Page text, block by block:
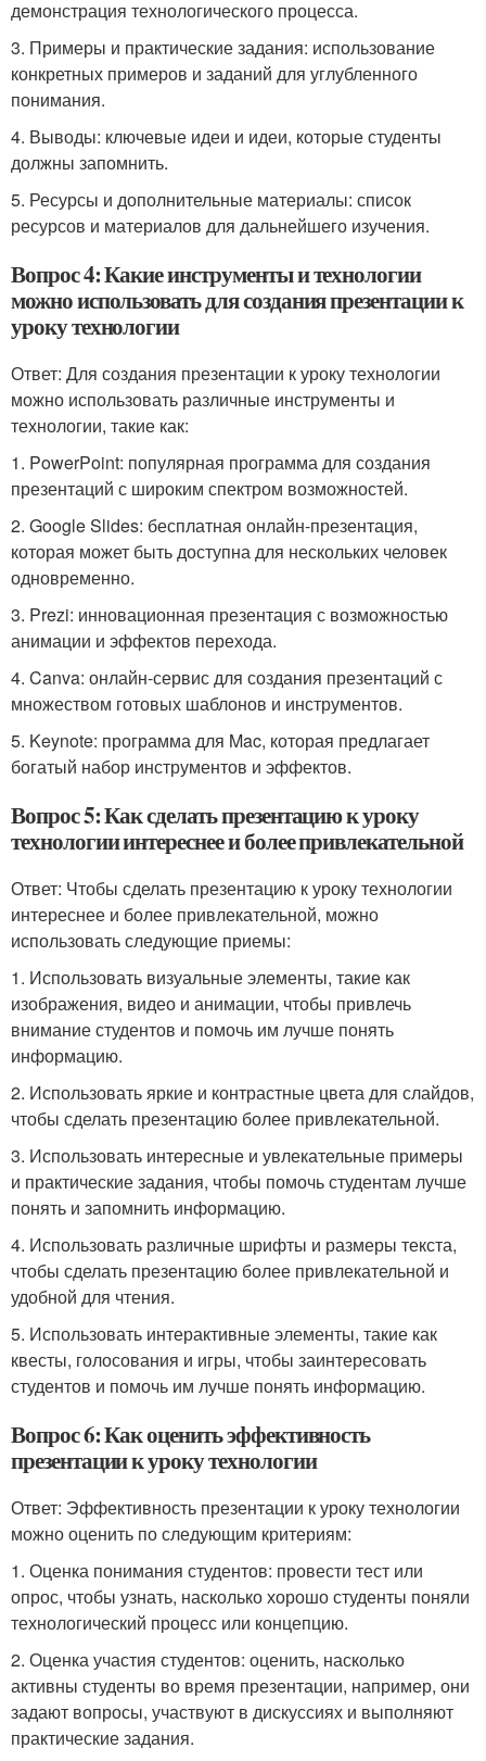
демонстрация технологического процесса.
3. Примеры и практические задания: использование
конкретных примеров и заданий для углубленного
понимания.
4. Выводы: ключевые идеи и идеи, которые студенты
должны запомнить.
5. Ресурсы и дополнительные материалы: список
ресурсов и материалов для дальнейшего изучения.
Вопрос 4: Какие инструменты и технологии
можно использовать для создания презентации к
уроку технологии
Ответ: Для создания презентации к уроку технологии
можно использовать различные инструменты и
технологии, такие как:
1. PowerPoint: популярная программа для создания
презентаций с широким спектром возможностей.
2. Google Slides: бесплатная онлайн-презентация,
которая может быть доступна для нескольких человек
одновременно.
3. Prezi: инновационная презентация с возможностью
анимации и эффектов перехода.
4. Canva: онлайн-сервис для создания презентаций с
множеством готовых шаблонов и инструментов.
5. Keynote: программа для Mac, которая предлагает
богатый набор инструментов и эффектов.
Вопрос 5: Как сделать презентацию к уроку
технологии интереснее и более привлекательной
Ответ: Чтобы сделать презентацию к уроку технологии
интереснее и более привлекательной, можно
использовать следующие приемы:
1. Использовать визуальные элементы, такие как
изображения, видео и анимации, чтобы привлечь
внимание студентов и помочь им лучше понять
информацию.
2. Использовать яркие и контрастные цвета для слайдов,
чтобы сделать презентацию более привлекательной.
3. Использовать интересные и увлекательные примеры
и практические задания, чтобы помочь студентам лучше
понять и запомнить информацию.
4. Использовать различные шрифты и размеры текста,
чтобы сделать презентацию более привлекательной и
удобной для чтения.
5. Использовать интерактивные элементы, такие как
квесты, голосования и игры, чтобы заинтересовать
студентов и помочь им лучше понять информацию.
Вопрос 6: Как оценить эффективность
презентации к уроку технологии
Ответ: Эффективность презентации к уроку технологии
можно оценить по следующим критериям:
1. Оценка понимания студентов: провести тест или
опрос, чтобы узнать, насколько хорошо студенты поняли
технологический процесс или концепцию.
2. Оценка участия студентов: оценить, насколько
активны студенты во время презентации, например, они
задают вопросы, участвуют в дискуссиях и выполняют
практические задания.